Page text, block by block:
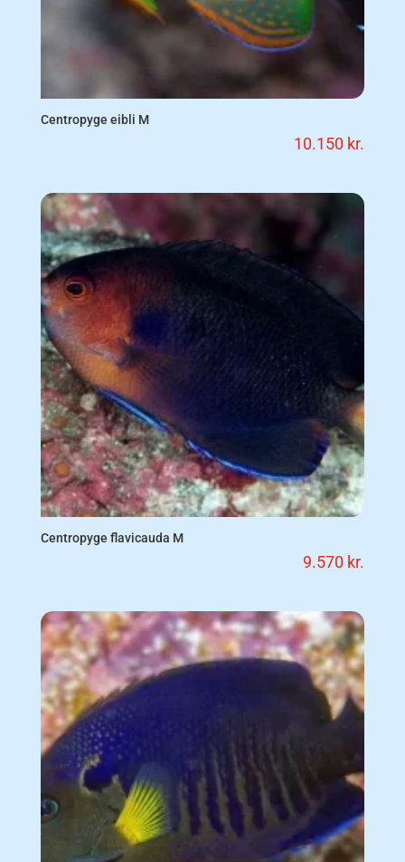
Centropyge eibli M
10.150 kr.
Centropyge flavicauda M
9.570 kr.